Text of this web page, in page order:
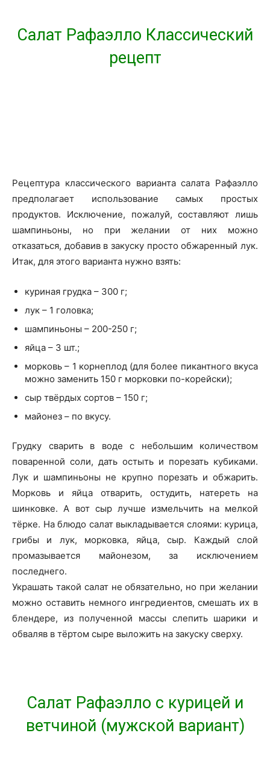
Салат Рафаэлло Классический
рецепт
Рецептура классического варианта салата Рафаэлло
предполагает использование самых простых
продуктов. Исключение, пожалуй, составляют лишь
шампиньоны, но при желании от них можно
отказаться, добавив в закуску просто обжаренный лук.
Итак, для этого варианта нужно взять:
куриная грудка – 300 г;
лук – 1 головка;
шампиньоны – 200-250 г;
яйца – 3 шт.;
морковь – 1 корнеплод (для более пикантного вкуса
можно заменить 150 г морковки по-корейски);
сыр твёрдых сортов – 150 г;
майонез – по вкусу.
Грудку сварить в воде с небольшим количеством
поваренной соли, дать остыть и порезать кубиками.
Лук и шампиньоны не крупно порезать и обжарить.
Морковь и яйца отварить, остудить, натереть на
шинковке. А вот сыр лучше измельчить на мелкой
тёрке. На блюдо салат выкладывается слоями: курица,
грибы и лук, морковка, яйца, сыр. Каждый слой
промазывается майонезом, за исключением
последнего.
Украшать такой салат не обязательно, но при желании
можно оставить немного ингредиентов, смешать их в
блендере, из полученной массы слепить шарики и
обваляв в тёртом сыре выложить на закуску сверху.
Салат Рафаэлло с курицей и
ветчиной (мужской вариант)